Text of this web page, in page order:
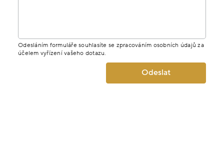
Odesláním formuláře souhlasíte se zpracováním osobních údajů za
účelem vyřízení vašeho dotazu.
Odeslat